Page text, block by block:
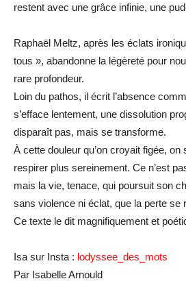
restent avec une grâce infinie, une
Raphaël Meltz, après les éclats
tous », abandonne la légèreté pour
rare profondeur.
Loin du pathos, il écrit l’absence
s’efface lentement, une dissolution
disparaît pas, mais se transforme.
À cette douleur qu’on croyait figée,
respirer plus sereinement. Ce n’est
mais la vie, tenace, qui poursuit son
sans violence ni éclat, que la perte se
Ce texte le dit magnifiquement et
Isa sur Insta : lodyssee_des_mots
Par Isabelle Arnould